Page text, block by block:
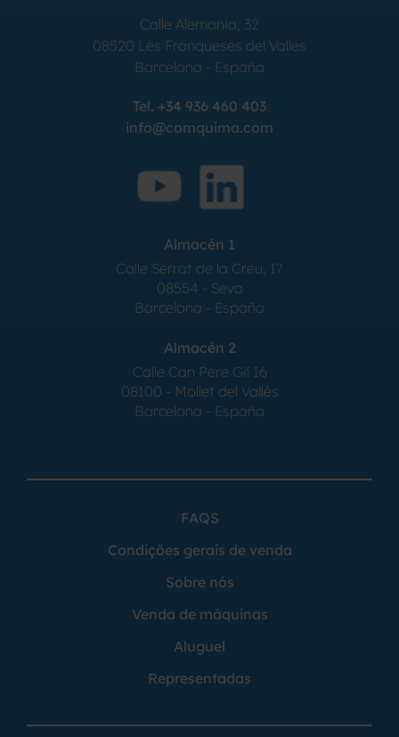
Calle Alemania, 32
08520 Les Franqueses del Valles
Barcelona - España
Tel. +34 936 460 403
info@comquima.com
Almacén 1
Calle Serrat de la Creu, 17
08554 - Seva
Barcelona - España
Almacén 2
Calle Can Pere Gil 16
08100 - Mollet del Vallés
Barcelona - España
FAQS
Condições gerais de venda
Sobre nós
Venda de máquinas
Aluguel
Representadas